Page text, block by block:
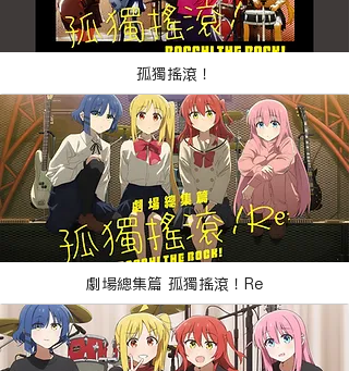
孤獨搖滾！
劇場總集篇 孤獨搖滾！Re